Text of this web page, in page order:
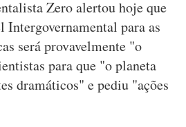
Zero alertou hoje que
para as
será provavelmente "o
para que "o planeta
dramáticos" e pediu "ações